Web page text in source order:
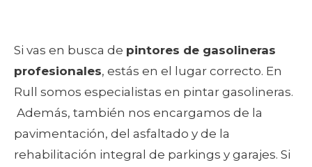
Si vas en busca de pintores de gasolineras
profesionales, estás en el lugar correcto. En
Rull somos especialistas en pintar gasolineras.
Además, también nos encargamos de la
pavimentación, del asfaltado y de la
rehabilitación integral de parkings y garajes. Si